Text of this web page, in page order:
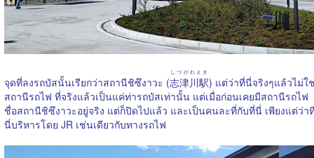
จุดที่ลงรถบัสนั้นเรียกว่าสถานีชิซึงาวะ (志津川駅
しづがわえき
) แต่ว่าที่นี่จริงๆแล้วไม่ใ
สถานีรถไฟ ที่จริงแล้วเป็นแค่ท่ารถบัสเท่านั้น แต่เมื่อก่อนเคยมีสถานีรถไฟ
ชื่อสถานีชิซึงาวะอยู่จริง แต่ก็ปิดไปแล้ว และเป็นคนละที่กับที่นี่ เพียงแต่ว่า
นี่บริหารโดย JR เช่นเดียวกับทางรถไฟ